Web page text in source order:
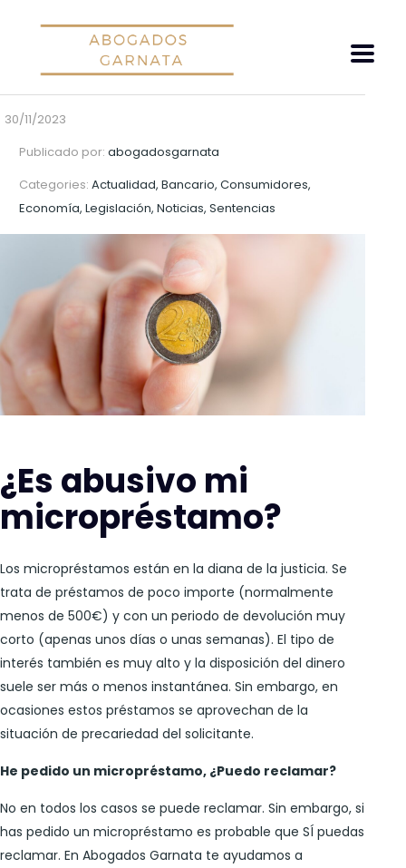
30/11/2023
Publicado por: abogadosgarnata
Categories: Actualidad, Bancario, Consumidores,
Economía, Legislación, Noticias, Sentencias
¿Es abusivo mi
micropréstamo?
Los micropréstamos están en la diana de la justicia. Se
trata de préstamos de poco importe (normalmente
menos de 500€) y con un periodo de devolución muy
corto (apenas unos días o unas semanas). El tipo de
interés también es muy alto y la disposición del dinero
suele ser más o menos instantánea. Sin embargo, en
ocasiones estos préstamos se aprovechan de la
situación de precariedad del solicitante.
He pedido un micropréstamo, ¿Puedo reclamar?
No en todos los casos se puede reclamar. Sin embargo, si
has pedido un micropréstamo es probable que SÍ puedas
reclamar. En Abogados Garnata te ayudamos a